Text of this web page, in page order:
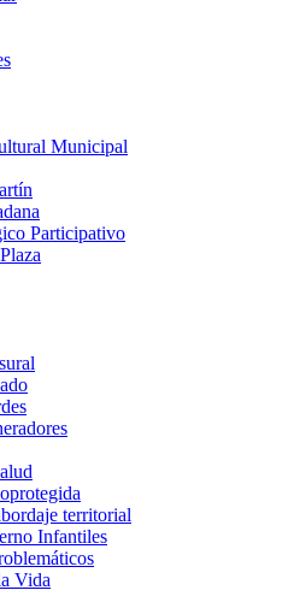
Municipal
Participativo
territorial
Infantiles
Vida